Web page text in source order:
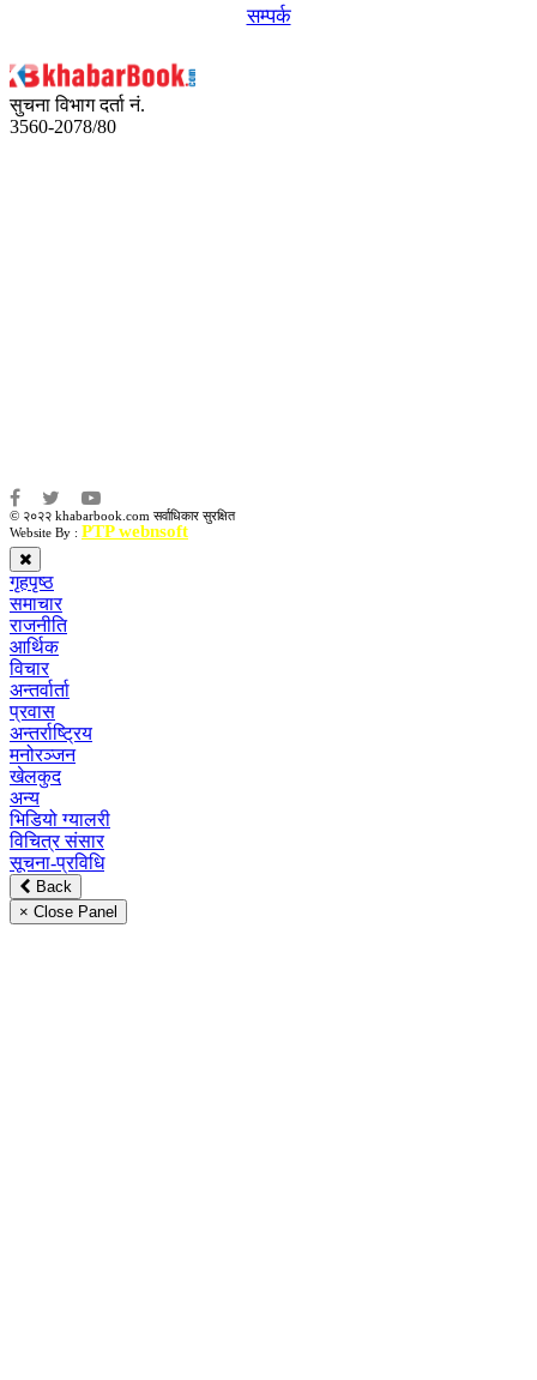
सम्पर्क
सुचना विभाग दर्ता नं.
3560-2078/80
© २०२२ khabarbook.com सर्वाधिकार सुरक्षित
Website By : PTP webnsoft
गृहपृष्ठ
समाचार
राजनीति
आर्थिक
विचार
अन्तर्वार्ता
प्रवास
अन्तर्राष्ट्रिय
मनोरञ्जन
खेलकुद
अन्य
भिडियो ग्यालरी
विचित्र संसार
सूचना-प्रविधि
Back
× Close Panel